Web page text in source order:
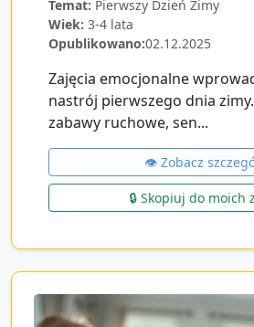
Temat: Pierwszy Dzień Zimy
Wiek: 3-4 lata
Opublikowano:02.12.2025
Zajęcia emocjonalne
nastrój pierwszego dnia
zabawy ruchowe, sen...
👁️ Zobacz
🔒 Skopiuj do moich